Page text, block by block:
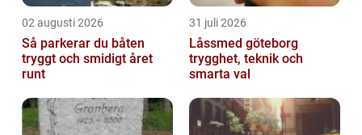
02 augusti 2026
Så parkerar du båten
tryggt och smidigt året
runt
31 juli 2026
Låssmed göteborg
trygghet, teknik och
smarta val